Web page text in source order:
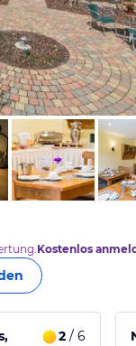
Kostenlos
2 / 6